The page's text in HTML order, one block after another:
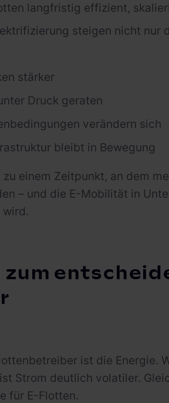
langfristig effizient,
steigen nicht nur
stärker
Druck geraten
verändern sich
bleibt in Bewegung
einem Zeitpunkt, an dem
– und die E-Mobilität in
wird.
ist die Energie.
Strom deutlich volatiler.
für E-Flotten.